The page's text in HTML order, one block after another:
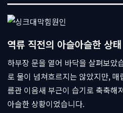
역류 직전의 아슬아슬한 상태
하부장 문을 열어 바닥을 살펴보았
로 물이 넘쳐흐르지는 않았지만,
름관 이음새 부근이 습기로 축축해
아슬한 상황이었습니다.